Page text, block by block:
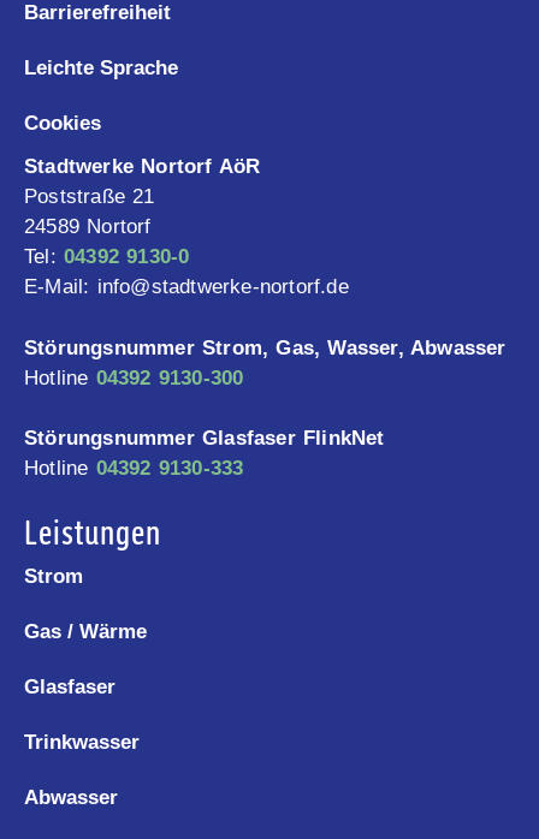
Barrierefreiheit
Leichte Sprache
Cookies
Stadtwerke Nortorf AöR
Poststraße 21
24589 Nortorf
Tel: 04392 9130-0
E-Mail: info@stadtwerke-nortorf.de
Störungsnummer Strom, Gas, Wasser, Abwasser
Hotline 04392 9130-300
Störungsnummer Glasfaser FlinkNet
Hotline 04392 9130-333
Leistungen
Strom
Gas / Wärme
Glasfaser
Trinkwasser
Abwasser